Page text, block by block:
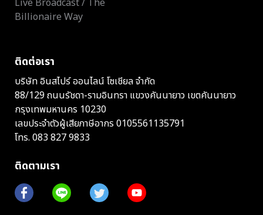
Live Broadcast / The
Billionaire Way
ติดต่อเรา
บริษัท อินสไปร์ ออนไลน์ โซเชียล จำกัด
88/129 ถนนรัชดา-รามอินทรา แขวงคันนายาว เขตคันนายาว
กรุงเทพมหานคร 10230
เลขประจำตัวผู้เสียภาษีอากร 0105561135791
โทร. 083 827 9833
ติดตามเรา